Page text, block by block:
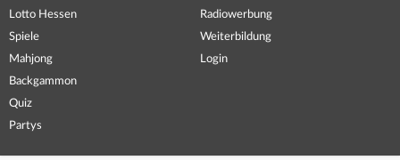
Lotto Hessen
Spiele
Mahjong
Backgammon
Quiz
Partys
Radiowerbung
Weiterbildung
Login